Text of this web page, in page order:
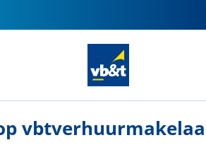
vb&t Verhuurmakelaars